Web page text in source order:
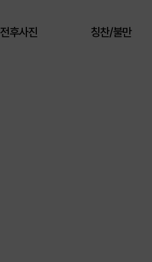
전후사진 칭찬/불만